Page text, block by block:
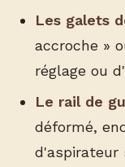
Les galets
accroche »
réglage ou
Le rail de
déformé,
d'aspirateur